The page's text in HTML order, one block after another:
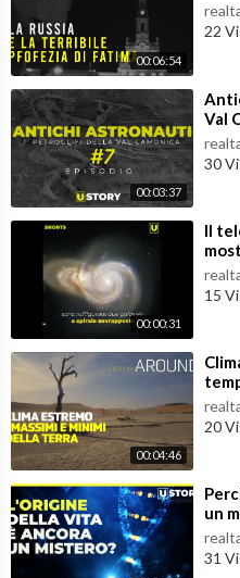
00:06:54
22
00:03:37
Val
30
00:00:31
⁣Il
15
00:04:46
20
un
31